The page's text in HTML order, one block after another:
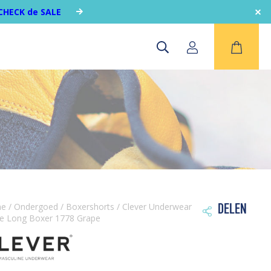
de SALE
/ Ondergoed / Boxershorts / Clever Underwear
Long Boxer 1778 Grape
 DELEN